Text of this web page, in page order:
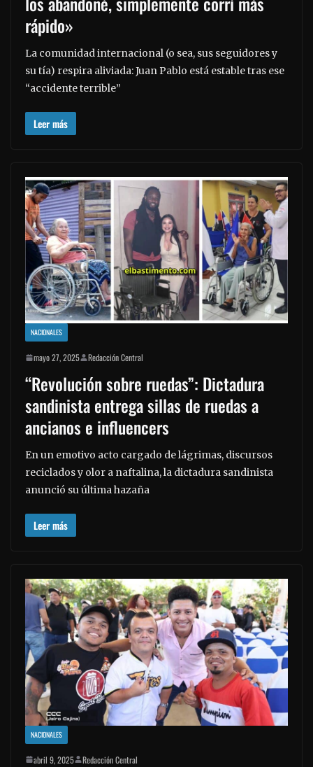
rápido»
La comunidad internacional (o sea, sus seguidores y
su tía) respira aliviada: Juan Pablo está estable tras ese
“accidente terrible”
Leer más
NACIONALES
mayo 27, 2025 Redacción Central
“Revolución sobre ruedas”: Dictadura
sandinista entrega sillas de ruedas a
ancianos e influencers
En un emotivo acto cargado de lágrimas, discursos
reciclados y olor a naftalina, la dictadura sandinista
anunció su última hazaña
Leer más
NACIONALES
abril 9, 2025 Redacción Central